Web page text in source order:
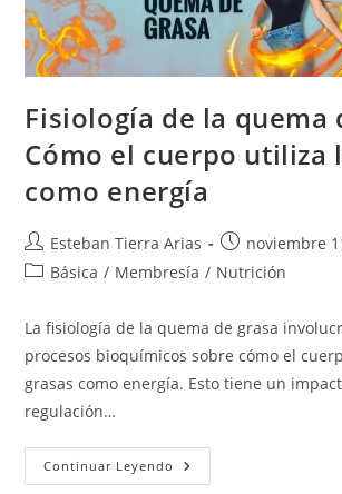
Fisiología de la quema
Cómo el cuerpo utiliza
como energía
Autor
de
Esteban Tierra Arias
Publicación
de
noviembre
Categoría
la
Básica / Membresía / Nutrición
La fisiología de la quema de grasa
procesos bioquímicos sobre cómo el
grasas como energía. Esto tiene un
regulación…
Continuar Leyendo Fisiología
De